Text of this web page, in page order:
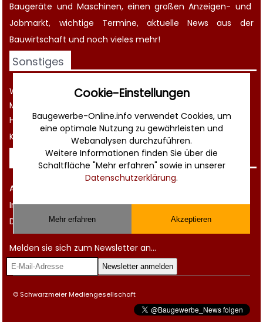
Baugeräte und Maschinen, einen großenAnzeigen- und
Jobmarkt, wichtige Termine, aktuelleNews aus der
Bauwirtschaft und noch vieles mehr!
Sonstiges
Werbung
Musterverträge und Vorlagen
Hilfe
Kontakt
Rechtliches
AGB
Impressum
Datenschutz
Melden sie sich zum Newsletter an...
© Schwarzmeier Mediengesellschaft
Cookie-Einstellungen
Baugewerbe-Online.info verwendet Cookies, um
eine optimale Nutzung zu gewährleisten und
Webanalysen durchzuführen.
Weitere Informationen finden Sie über die
Schaltfläche "Mehr erfahren" sowie in unserer
Datenschutzerklärung.
Mehr erfahren Akzeptieren